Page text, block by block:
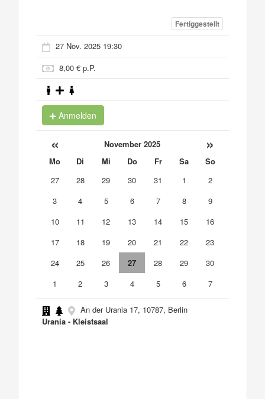
Fertiggestellt
27 Nov. 2025 19:30
8,00 € p.P.
Anmelden
« November 2025 »
Mo Di Mi Do Fr Sa
So
27
28 29 30 31 1
2
3
4 5 6 7 8
9
10
11 12 13 14 15
16
17
18 19 20 21 22
23
24
25 26 27 28 29
30
1
2 3 4 5 6 7
An der Urania 17, 10787, Berlin
Urania - Kleistsaal